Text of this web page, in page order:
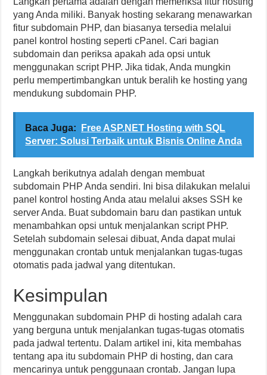
yang Anda miliki. Banyak hosting sekarang menawarkan
fitur subdomain PHP, dan biasanya tersedia melalui
panel kontrol hosting seperti cPanel. Cari bagian
subdomain dan periksa apakah ada opsi untuk
menggunakan script PHP. Jika tidak, Anda mungkin
perlu mempertimbangkan untuk beralih ke hosting yang
mendukung subdomain PHP.
Baca Juga:
Free ASP.NET Hosting with SQL
Server: Solusi Terbaik untuk Bisnis Online Anda
Langkah berikutnya adalah dengan membuat
subdomain PHP Anda sendiri. Ini bisa dilakukan melalui
panel kontrol hosting Anda atau melalui akses SSH ke
server Anda. Buat subdomain baru dan pastikan untuk
menambahkan opsi untuk menjalankan script PHP.
Setelah subdomain selesai dibuat, Anda dapat mulai
menggunakan crontab untuk menjalankan tugas-tugas
otomatis pada jadwal yang ditentukan.
Kesimpulan
Menggunakan subdomain PHP di hosting adalah cara
yang berguna untuk menjalankan tugas-tugas otomatis
pada jadwal tertentu. Dalam artikel ini, kita membahas
tentang apa itu subdomain PHP di hosting, dan cara
mencarinya untuk penggunaan crontab. Jangan lupa